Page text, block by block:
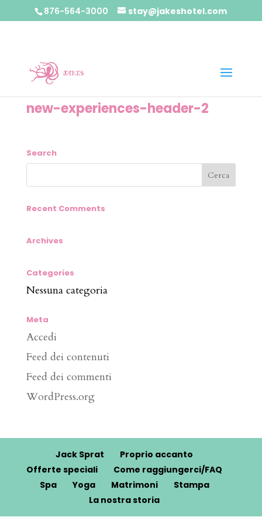
876-564-3000 stay@jakeshotel.com
new-experiences-header-2
Search
Recent Comments
Archives
Categories
Nessuna categoria
Meta
Accedi
Feed dei contenuti
Feed dei commenti
WordPress.org
Jack Sprat
Proprio accanto
Offerte speciali
Come raggiungerci/FAQ
Spa
Yoga Matrimoni
Stampa
La nostra storia